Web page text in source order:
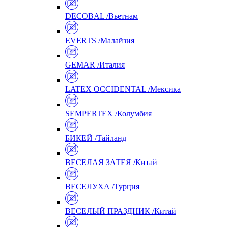
DECOBAL /Вьетнам
EVERTS /Малайзия
GEMAR /Италия
LATEX OCCIDENTAL /Мексика
SEMPERTEX /Колумбия
БИКЕЙ /Тайланд
ВЕСЕЛАЯ ЗАТЕЯ /Китай
ВЕСЕЛУХА /Турция
ВЕСЕЛЫЙ ПРАЗДНИК /Китай